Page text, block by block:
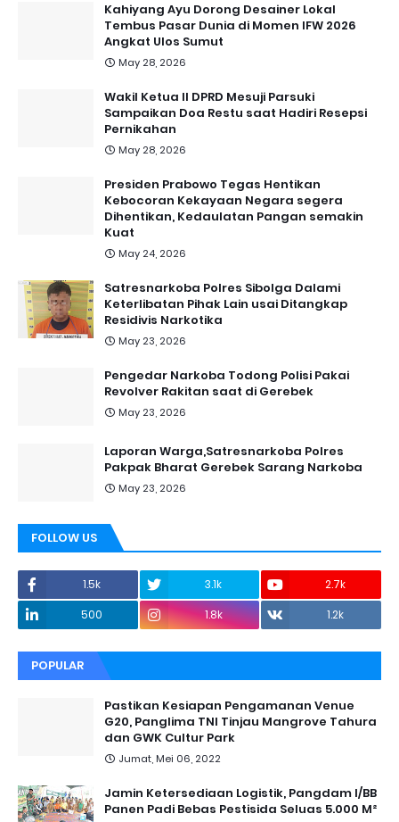
Kahiyang Ayu Dorong Desainer Lokal
Tembus Pasar Dunia di Momen IFW 2026
Angkat Ulos Sumut
May 28, 2026
Wakil Ketua II DPRD Mesuji Parsuki
Sampaikan Doa Restu saat Hadiri Resepsi
Pernikahan
May 28, 2026
Presiden Prabowo Tegas Hentikan
Kebocoran Kekayaan Negara segera
Dihentikan, Kedaulatan Pangan semakin
Kuat
May 24, 2026
Satresnarkoba Polres Sibolga Dalami
Keterlibatan Pihak Lain usai Ditangkap
Residivis Narkotika
May 23, 2026
Pengedar Narkoba Todong Polisi Pakai
Revolver Rakitan saat di Gerebek
May 23, 2026
Laporan Warga,Satresnarkoba Polres
Pakpak Bharat Gerebek Sarang Narkoba
May 23, 2026
FOLLOW US
1.5k 3.1k
2.7k
500
1.8k 1.2k
POPULAR
Pastikan Kesiapan Pengamanan Venue
G20, Panglima TNI Tinjau Mangrove Tahura
dan GWK Cultur Park
Jumat, Mei 06, 2022
Jamin Ketersediaan Logistik, Pangdam I/BB
Panen Padi Bebas Pestisida Seluas 5.000 M²